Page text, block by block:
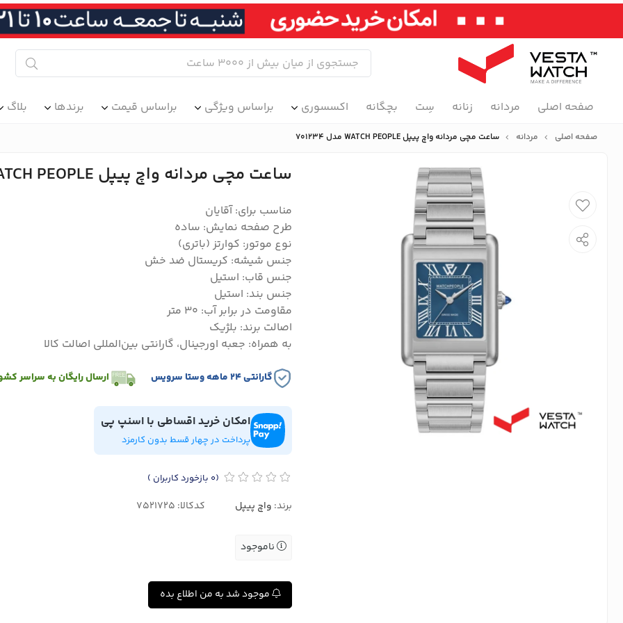
صفحه اصلی مردانه زنانه سِت بچگانه اکسسوری براساس ویژگی براساس قیمت برندها بلاگ
صفحه اصلی مردانه ساعت مچی مردانه واچ پیپل WATCH PEOPLE مدل 701234
ساعت مچی مردانه واچ پیپل WATCH PEOPLE مدل 701234
مناسب برای: آقایان
طرح صفحه نمایش: ساده
نوع موتور: کوارتز (باتری)
جنس شیشه: کریستال ضد خش
جنس قاب: استیل
جنس بند: استیل
مقاومت در برابر آب: 30 متر
اصالت برند: بلژیک
به همراه: جعبه اورجینال، گارانتی بین‌المللی اصالت کالا
گارانتی ۲۴ ماهه وستا سرویس ارسال رایگان به سراسر
امکان خرید اقساطی با اسنپ پی
پرداخت در چهار قسط بدون کارمزد
(0 بازخورد کاربران )
برند: واچ پیپل کدکالا:
ناموجود
موجود شد به من اطلاع بده